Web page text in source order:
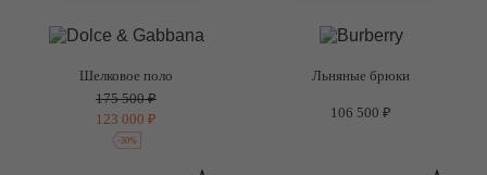
Шелковое поло
175 500 ₽
123 000 ₽
-30%
Льняные брюки
106 500 ₽